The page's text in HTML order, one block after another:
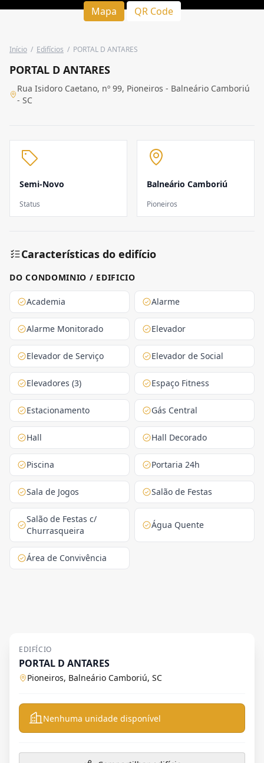
Mapa QR Code
Início / Edifícios / PORTAL D ANTARES
PORTAL D ANTARES
Rua Isidoro Caetano, nº 99, Pioneiros - Balneário Camboriú
- SC
Semi-Novo
Status
Balneário Camboriú
Pioneiros
Características do edifício
DO CONDOMINIO / EDIFICIO
Academia Alarme
Alarme Monitorado Elevador
Elevador de Serviço Elevador de Social
Elevadores (3) Espaço Fitness
Estacionamento Gás Central
Hall Hall Decorado
Piscina Portaria 24h
Sala de Jogos Salão de Festas
Salão de Festas c/
Churrasqueira
Água Quente
Área de Convivência
EDIFÍCIO
PORTAL D ANTARES
Pioneiros, Balneário Camboriú, SC
Nenhuma unidade disponível